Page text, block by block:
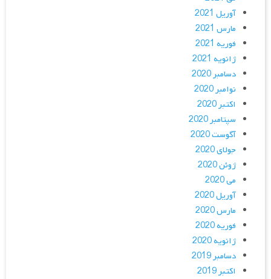
آوریل 2021
مارس 2021
فوریه 2021
ژانویه 2021
دسامبر 2020
نوامبر 2020
اکتبر 2020
سپتامبر 2020
آگوست 2020
جولای 2020
ژوئن 2020
می 2020
آوریل 2020
مارس 2020
فوریه 2020
ژانویه 2020
دسامبر 2019
اکتبر 2019